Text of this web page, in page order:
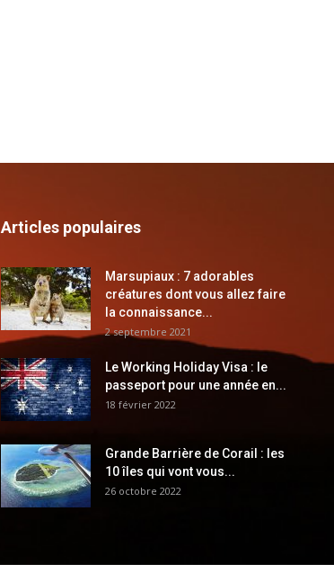
Articles populaires
Marsupiaux : 7 adorables
créatures dont vous allez faire
la connaissance...
2 septembre 2021
Le Working Holiday Visa : le
passeport pour une année en...
18 février 2022
Grande Barrière de Corail : les
10 îles qui vont vous...
26 octobre 2022